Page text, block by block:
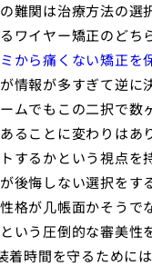
難関は治療方法の選
ワイヤー矯正のどち
から痛くない矯正を
情報が多すぎて逆に
ムでもこの二択で数
ることに変わりはあ
するかという視点を
悔しない選択をす
格が几帳面かそうで
いう圧倒的な審美性
時間を守るために